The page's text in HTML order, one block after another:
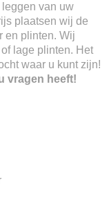
leggen van uw
plaatsen wij de
en plinten. Wij
lage plinten. Het
waar u kunt zijn!
vragen heeft!